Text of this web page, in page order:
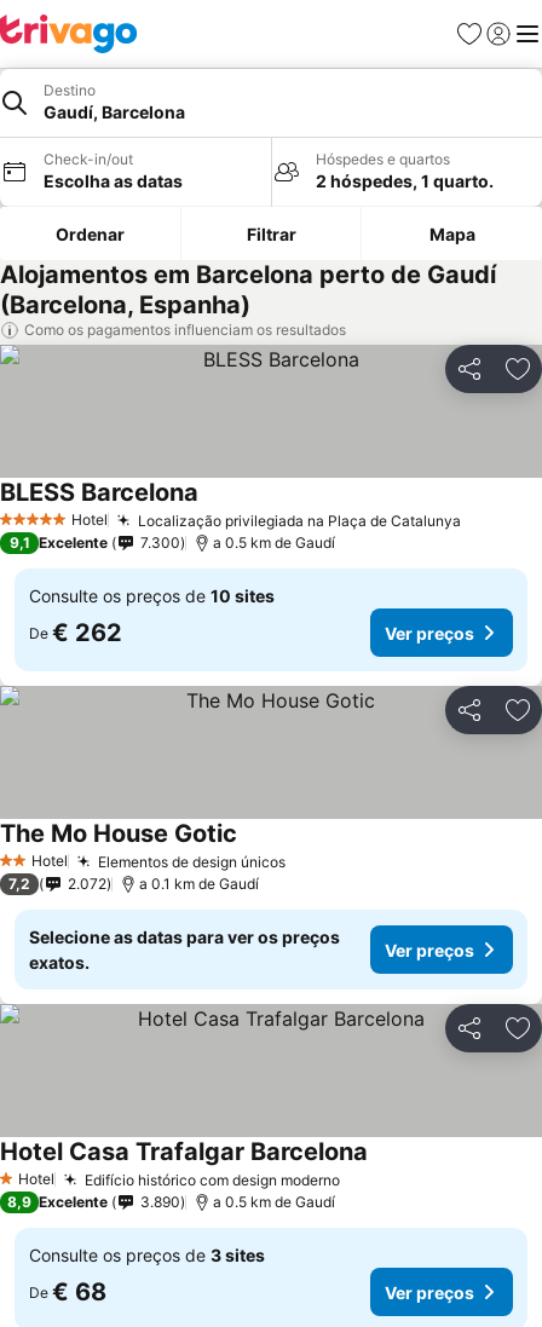
Favoritos
Iniciar
Destino
Gaudí, Barcelona
Check-in/out
Escolha as datas
Hóspedes e quartos
2 hóspedes, 1 quarto.
Ordenar Filtrar Mapa
Alojamentos em Barcelona perto de Gaudí
(Barcelona, Espanha)
Como os pagamentos influenciam os resultados
Partilhar
5 Estrelas Hotel Localização privilegiada na Plaça de Catalunya
BLESS Barcelona
9,1 Excelente 7.300 a 0.5 km de Gaudí
Consulte os preços de 10 sites
De € 262 Ver preços
Partilhar
2 Estrelas
Hotel Elementos de design únicosVer preços
The Mo House Gotic
7,2 2.072 a 0.1 km de Gaudí
Selecione as datas para ver os preços
exatos.
Ver preços
Partilhar
1 Estrelas
Hotel Edifício histórico com design modernoVer preços
Hotel Casa Trafalgar Barcelona
8,9 Excelente 3.890 a 0.5 km de Gaudí
Consulte os preços de 3 sites
De € 68 Ver preços